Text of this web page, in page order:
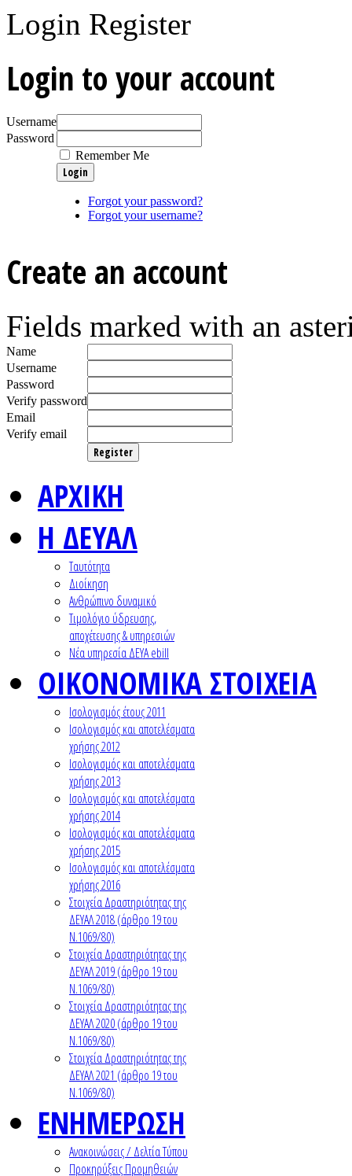
Login Register
Login to your account
Username
Password
Remember Me
Forgot your password?
Forgot your username?
Create an account
Fields marked with an
Name
Username
Password
Verify password
Email
Verify email
Register
ΑΡΧΙΚΗ
Η ΔΕΥΑΛ
Ταυτότητα
Διοίκηση
Ανθρώπινο δυναμικό
Τιμολόγιο ύδρευσης,
αποχέτευσης & υπηρεσιών
Nέα υπηρεσία ΔΕΥΑ ebill
ΟΙΚΟΝΟΜΙΚΑ ΣΤΟΙΧΕΙΑ
Ισολογισμός έτους 2011
Ισολογισμός και αποτελέσματα
χρήσης 2012
Ισολογισμός και αποτελέσματα
χρήσης 2013
Ισολογισμός και αποτελέσματα
χρήσης 2014
Ισολογισμός και αποτελέσματα
χρήσης 2015
Ισολογισμός και αποτελέσματα
χρήσης 2016
Στοιχεία Δραστηριότητας της
ΔΕΥΑΛ 2018 (άρθρο 19 του
Ν.1069/80)
Στοιχεία Δραστηριότητας της
ΔΕΥΑΛ 2019 (άρθρο 19 του
Ν.1069/80)
Στοιχεία Δραστηριότητας της
ΔΕΥΑΛ 2020 (άρθρο 19 του
Ν.1069/80)
Στοιχεία Δραστηριότητας της
ΔΕΥΑΛ 2021 (άρθρο 19 του
Ν.1069/80)
ΕΝΗΜΕΡΩΣΗ
Ανακοινώσεις / Δελτία Τύπου
Προκηρύξεις Προμηθειών